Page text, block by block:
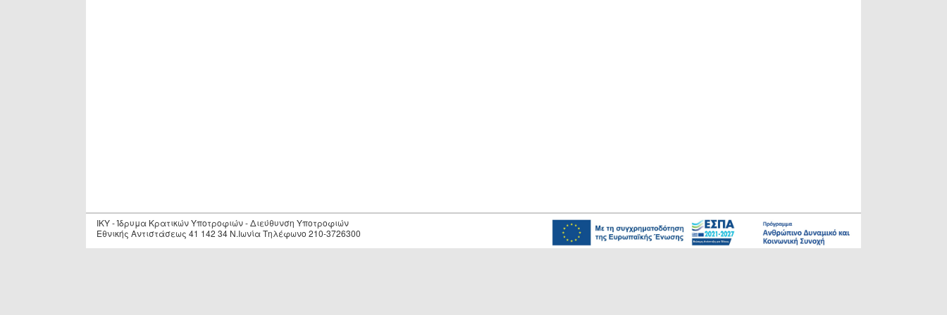
IKY - Ίδρυμα Κρατικών Υποτροφιών - Διεύθυνση Υποτροφιών
Εθνικής Αντιστάσεως 41 142 34 Ν.Ιωνία Τηλέφωνο 210-3726300